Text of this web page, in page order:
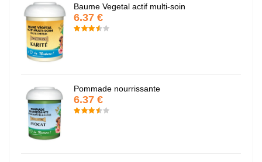
Baume Vegetal actif multi-soin
6.37 €
Pommade nourrissante
6.37 €